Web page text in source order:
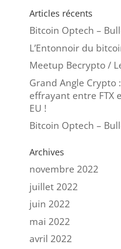
Articles récents
Bitcoin Optech –
L’Entonnoir du
Meetup Becrypto /
Grand Angle Crypto
effrayant entre FTX
EU !
Bitcoin Optech –
Archives
novembre 2022
juillet 2022
juin 2022
mai 2022
avril 2022